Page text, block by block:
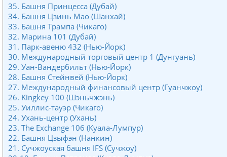
35. Башня Принцесса (Дубай)
34. Башня Цзинь Мао (Шанхай)
33. Башня Трампа (Чикаго)
32. Марина 101 (Дубай)
31. Парк-авеню 432 (Нью-Йорк)
30. Международный торговый центр 1 (Дунгуань)
29. Уан-Вандербильт (Нью-Йорк)
28. Башня Стейнвей (Нью-Йорк)
27. Международный финансовый центр (Гуанчжоу)
26. Kingkey 100 (Шэньчжэнь)
25. Уиллис-тауэр (Чикаго)
24. Ухань-центр (Ухань)
23. The Exchange 106 (Куала-Лумпур)
22. Башня Цзыфэн (Нанкин)
21. Сучжоуская башня IFS (Сучжоу)